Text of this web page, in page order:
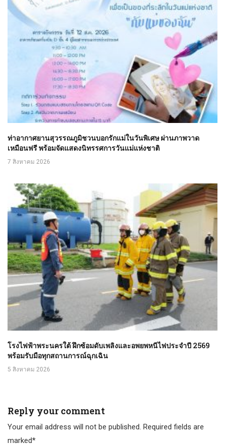
ท่าอากาศยานสุวรรณภูมิชวนบอกรักแม่ในวันพิเศษ ผ่านภาพวาด
เหมือนฟรี พร้อมจัดแสดงนิทรรศการวันแม่แห่งชาติ
7 สิงหาคม 2026
โรงไฟฟ้าพระนครใต้ ฝึกซ้อมดับเพลิงและอพยพหนีไฟประจำปี 2569
พร้อมรับมือทุกสถานการณ์ฉุกเฉิน
5 สิงหาคม 2026
Reply your comment
Your email address will not be published. Required fields are
marked*